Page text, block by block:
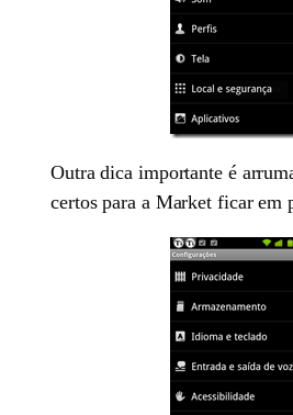
Outra dica importante é
certos para a Market ficar em